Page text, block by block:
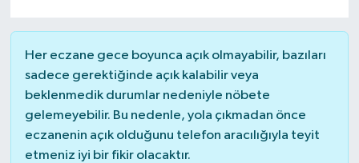
Her eczane gece boyunca açık olmayabilir, bazıları
sadece gerektiğinde açık kalabilir veya
beklenmedik durumlar nedeniyle nöbete
gelemeyebilir. Bu nedenle, yola çıkmadan önce
eczanenin açık olduğunu telefon aracılığıyla teyit
etmeniz iyi bir fikir olacaktır.